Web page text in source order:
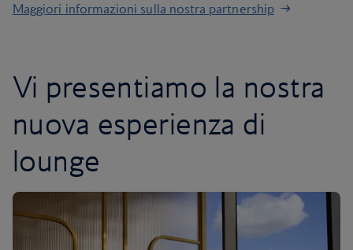
Maggiori informazioni sulla nostra partnership
Vi presentiamo la nostra
nuova esperienza di
lounge